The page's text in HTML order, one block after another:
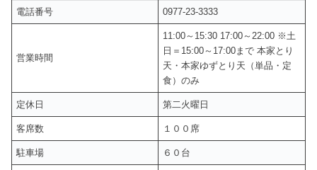
電話番号 0977-23-3333
営業時間
11:00～15:30 17:00～22:00 ※土
日＝15:00～17:00まで 本家とり
天・本家ゆずとり天（単品・定
食）のみ
定休日 第二火曜日
客席数 １００席
駐車場 ６０台